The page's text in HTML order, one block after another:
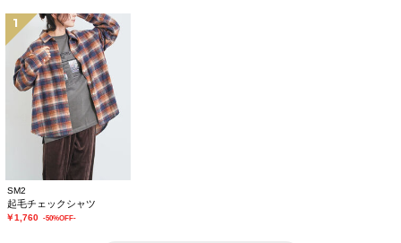
1
SM2
起毛チェックシャツ
￥1,760 -50%OFF-